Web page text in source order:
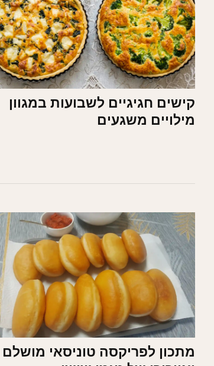
קישים חגיגיים לשבועות במגוון
מילויים משגעים
מתכון לפריקסה טוניסאי מושלם